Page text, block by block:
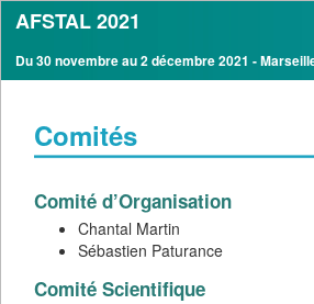
AFSTAL 2021
Du 30 novembre au 2 décembre 2021 -
Comités
Comité d’Organisation
Chantal Martin
Sébastien Paturance
Comité Scientifique